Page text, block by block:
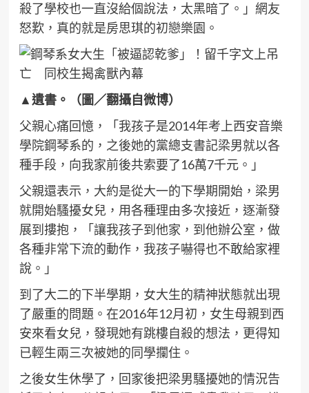
殺了學校也一直沒給個說法，太黑暗了。」網友
怒歎，真的就是房思琪的初戀樂園。
▲遺書。（圖／翻攝自微博）
父親心痛回憶，「我孩子是2014年考上西安音樂
學院鋼琴系的，之後她的黨總支書記梁男就以各
種手段，向我家前後共索要了16萬7千元。」
父親還表示，大約是從大一的下學期開始，梁男
就開始騷擾女兒，用各種理由多次接近，逐漸發
展到摟抱，「讓我孩子到他家，到他辦公室，做
各種非常下流的動作，我孩子嚇得也不敢給家裡
說。」
到了大二的下半學期，女大生的精神狀態就出現
了嚴重的問題。在2016年12月初，女生母親到西
安來看女兒，發現她有跳樓自殺的想法，更得知
已輕生兩三次被她的同學攔住。
之後女生休學了，回家後把梁男騷擾她的情況告